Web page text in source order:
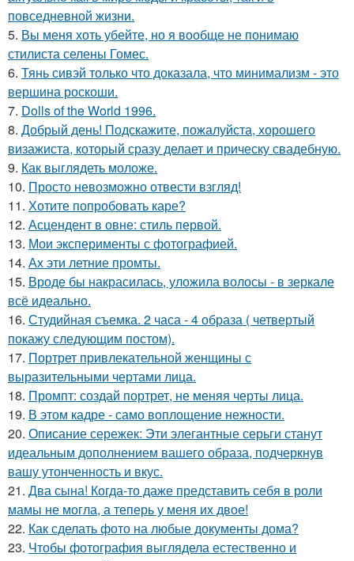
повседневной жизни.
5. Вы меня хоть убейте, но я вообще не понимаю
стилиста селены Гомес.
6. Тянь сивэй только что доказала, что минимализм - это
вершина роскоши.
7. Dolls of the World 1996.
8. Добрый день! Подскажите, пожалуйста, хорошего
визажиста, который сразу делает и прическу свадебную.
9. Как выглядеть моложе.
10. Просто невозможно отвести взгляд!
11. Хотите попробовать каре?
12. Асцендент в овне: стиль первой.
13. Мои эксперименты с фотографией.
14. Ах эти летние промты.
15. Вроде бы накрасилась, уложила волосы - в зеркале
всё идеально.
16. Студийная съемка. 2 часа - 4 образа ( четвертый
покажу следующим постом).
17. Портрет привлекательной женщины с
выразительными чертами лица.
18. Промпт: создай портрет, не меняя черты лица.
19. В этом кадре - само воплощение нежности.
20. Описание сережек: Эти элегантные серьги станут
идеальным дополнением вашего образа, подчеркнув
вашу утонченность и вкус.
21. Два сына! Когда-то даже представить себя в роли
мамы не могла, а теперь у меня их двое!
22. Как сделать фото на любые документы дома?
23. Чтобы фотография выглядела естественно и